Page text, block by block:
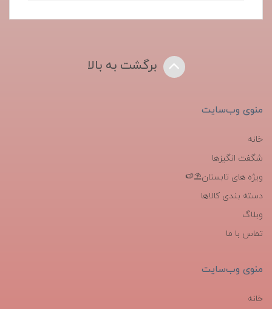
برگشت به بالا
منوی وب‌سایت
خانه
شگفت انگیزها
ویژه های تابستان⛱️🍉
دسته بندی کالاها
وبلاگ
تماس با ما
منوی وب‌سایت
خانه